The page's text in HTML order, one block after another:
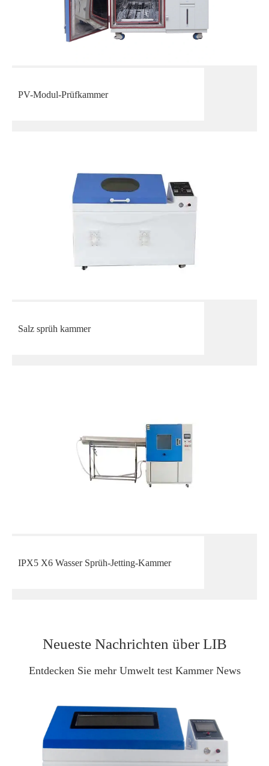
PV-Modul-Prüfkammer
Salz sprüh kammer
IPX5 X6 Wasser Sprüh-Jetting-Kammer
Neueste Nachrichten über LIB
Entdecken Sie mehr Umwelt test Kammer News